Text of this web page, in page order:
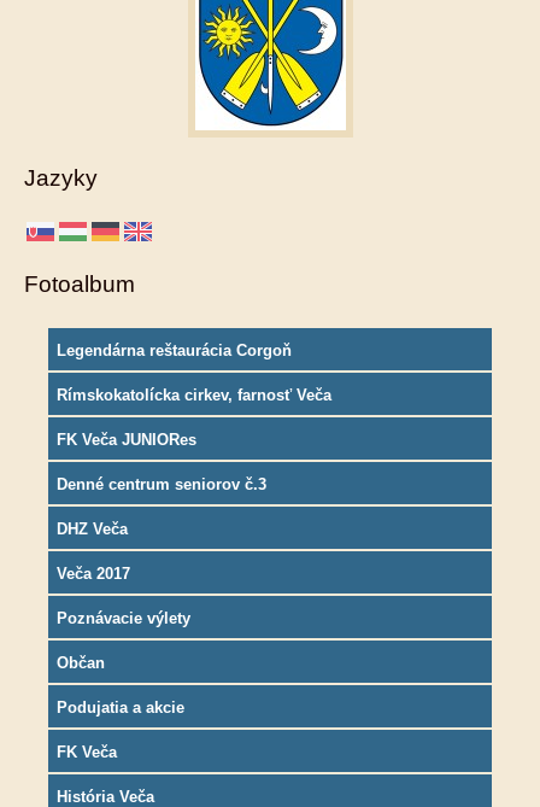
Jazyky
Fotoalbum
Legendárna reštaurácia Corgoň
Rímskokatolícka cirkev, farnosť Veča
FK Veča JUNIORes
Denné centrum seniorov č.3
DHZ Veča
Veča 2017
Poznávacie výlety
Občan
Podujatia a akcie
FK Veča
História Veča